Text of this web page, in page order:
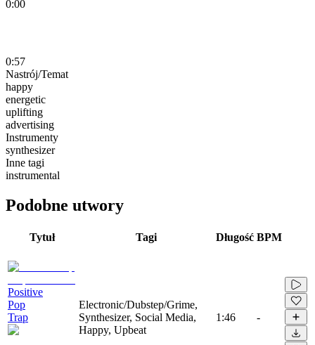
0:00
0:57
Nastrój/Temat
happy
energetic
uplifting
advertising
Instrumenty
synthesizer
Inne tagi
instrumental
Podobne utwory
Tytuł Tagi Długość BPM
Positive
Pop
Trap
Electronic/Dubstep/Grime,
Synthesizer, Social Media,
Happy, Upbeat
1:46 -